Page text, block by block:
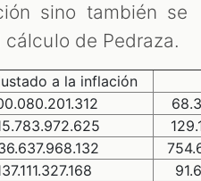
sino también se
de Pedraza.
a la inflación